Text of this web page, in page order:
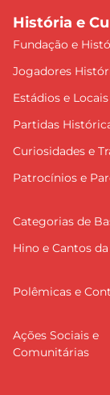
História e
Fundação e
Jogadores
Estádios e
Partidas
Curiosidades e
Patrocínios e
Categorias de
Hino e Cantos
Polêmicas e
Ações Sociais e
Comunitárias